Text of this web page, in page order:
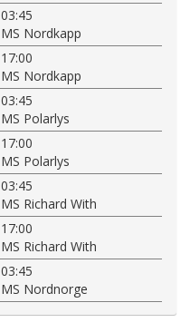
03:45
MS Nordkapp
17:00
MS Nordkapp
03:45
MS Polarlys
17:00
MS Polarlys
03:45
MS Richard With
17:00
MS Richard With
03:45
MS Nordnorge